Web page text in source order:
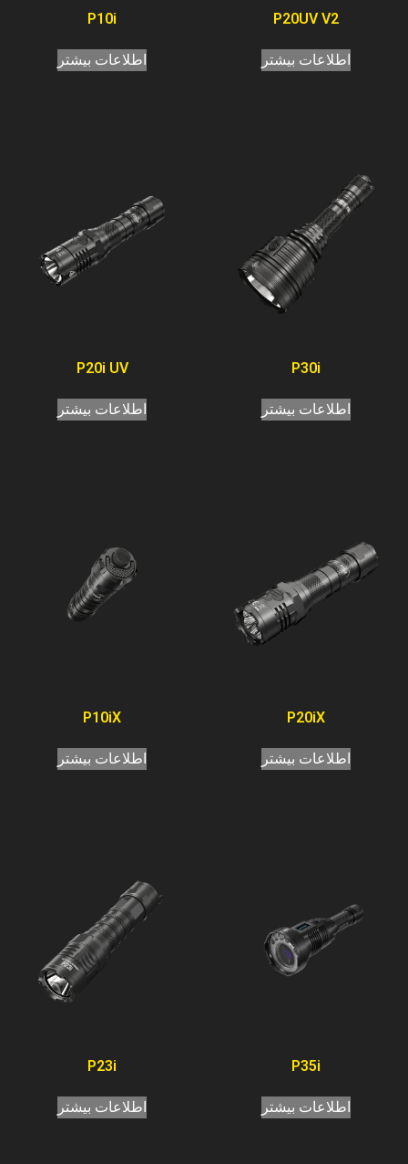
P20UV V2
اطلاعات بیشتر
P10i
اطلاعات بیشتر
P30i
اطلاعات بیشتر
P20i UV
اطلاعات بیشتر
P20iX
اطلاعات بیشتر
P10iX
اطلاعات بیشتر
P35i
اطلاعات بیشتر
P23i
اطلاعات بیشتر